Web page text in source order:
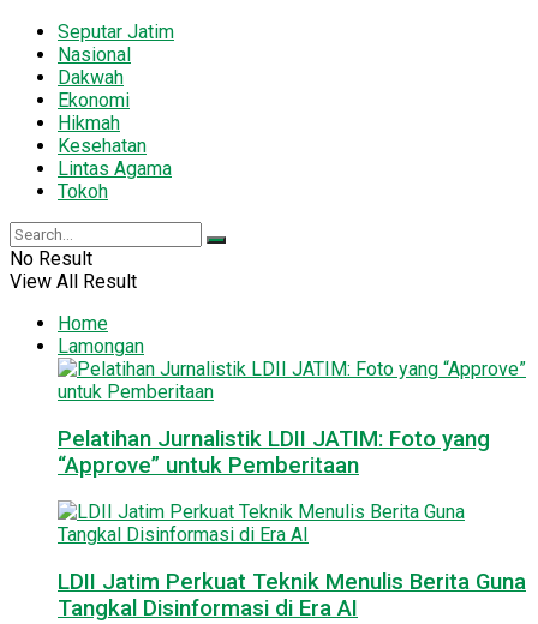
Seputar Jatim
Nasional
Dakwah
Ekonomi
Hikmah
Kesehatan
Lintas Agama
Tokoh
No Result
View All Result
Home
Lamongan
Pelatihan Jurnalistik LDII JATIM: Foto yang
“Approve” untuk Pemberitaan
LDII Jatim Perkuat Teknik Menulis Berita Guna
Tangkal Disinformasi di Era AI